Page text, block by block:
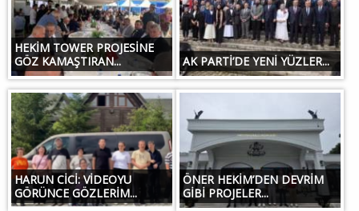
HEKİM TOWER PROJESİNE
GÖZ KAMAŞTIRAN...
AK PARTİ’DE YENİ YÜZLER...
HARUN CİCİ: VİDEOYU
GÖRÜNCE GÖZLERİM...
ÖNER HEKİM’DEN DEVRİM
GİBİ PROJELER...